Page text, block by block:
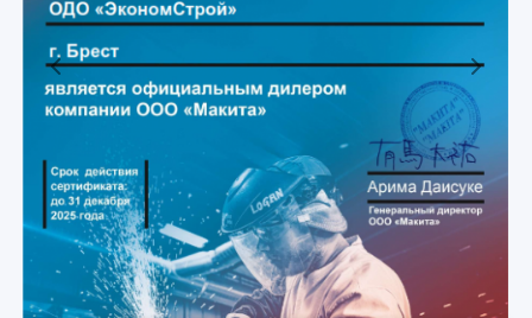
Previous Next